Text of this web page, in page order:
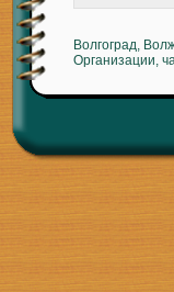
Волгоград,
Организации,